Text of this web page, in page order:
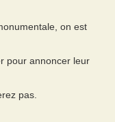
on est
pour annoncer leur
pas.